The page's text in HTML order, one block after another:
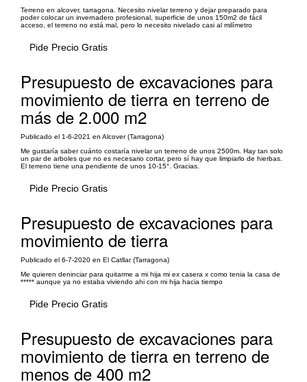
Terreno en alcover, tarragona. Necesito nivelar terreno y dejar preparado para
poder colocar un invernadero profesional, superficie de unos 150m2 de fácil
acceso, el terreno no está mal, pero lo necesito nivelado casi al milímetro
Pide Precio Gratis
Presupuesto de excavaciones para
movimiento de tierra en terreno de
más de 2.000 m2
Publicado el 1-6-2021 en Alcover (Tarragona)
Me gustaría saber cuánto costaría nivelar un terreno de unos 2500m. Hay tan solo
un par de arboles que no es necesario cortar, pero sí hay que limpiarlo de hierbas.
El terreno tiene una pendiente de unos 10-15°. Gracias.
Pide Precio Gratis
Presupuesto de excavaciones para
movimiento de tierra
Publicado el 6-7-2020 en El Catllar (Tarragona)
Me quieren deninciar para quitarme a mi hija mi ex casera x como tenia la casa de
***** aunque ya no estaba viviendo ahi con mi hija hacia tiempo
Pide Precio Gratis
Presupuesto de excavaciones para
movimiento de tierra en terreno de
menos de 400 m2